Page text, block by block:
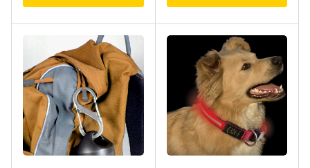
varianti.
Valikuid
saab
teha
tootelehel.